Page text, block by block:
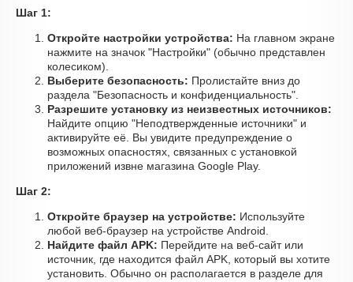
Шаг 1:
Откройте настройки устройства: На главном экране
нажмите на значок "Настройки" (обычно представлен
колесиком).
Выберите безопасность: Пролистайте вниз до
раздела "Безопасность и конфиденциальность".
Разрешите установку из неизвестных источников:
Найдите опцию "Неподтвержденные источники" и
активируйте её. Вы увидите предупреждение о
возможных опасностях, связанных с установкой
приложений извне магазина Google Play.
Шаг 2:
Откройте браузер на устройстве: Используйте
любой веб-браузер на устройстве Android.
Найдите файл APK: Перейдите на веб-сайт или
источник, где находится файл APK, который вы хотите
установить. Обычно он располагается в разделе для